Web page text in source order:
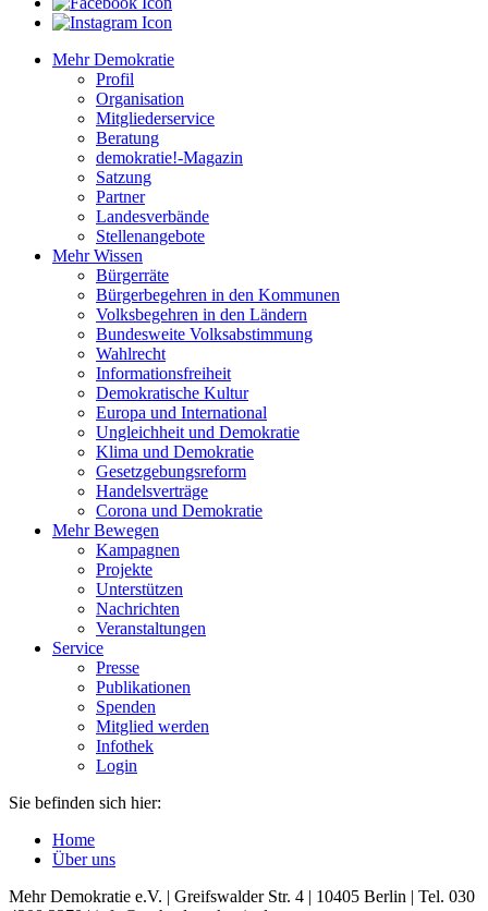
Mehr Demokratie
Profil
Organisation
Mitgliederservice
Beratung
demokratie!-Magazin
Satzung
Partner
Landesverbände
Stellenangebote
Mehr Wissen
Bürgerräte
Bürgerbegehren in den Kommunen
Volksbegehren in den Ländern
Bundesweite Volksabstimmung
Wahlrecht
Informationsfreiheit
Demokratische Kultur
Europa und International
Ungleichheit und Demokratie
Klima und Demokratie
Gesetzgebungsreform
Handelsverträge
Corona und Demokratie
Mehr Bewegen
Kampagnen
Projekte
Unterstützen
Nachrichten
Veranstaltungen
Service
Presse
Publikationen
Spenden
Mitglied werden
Infothek
Login
Sie befinden sich hier:
Home
Über uns
Mehr Demokratie e.V. | Greifswalder Str. 4 | 10405 Berlin | Tel. 030